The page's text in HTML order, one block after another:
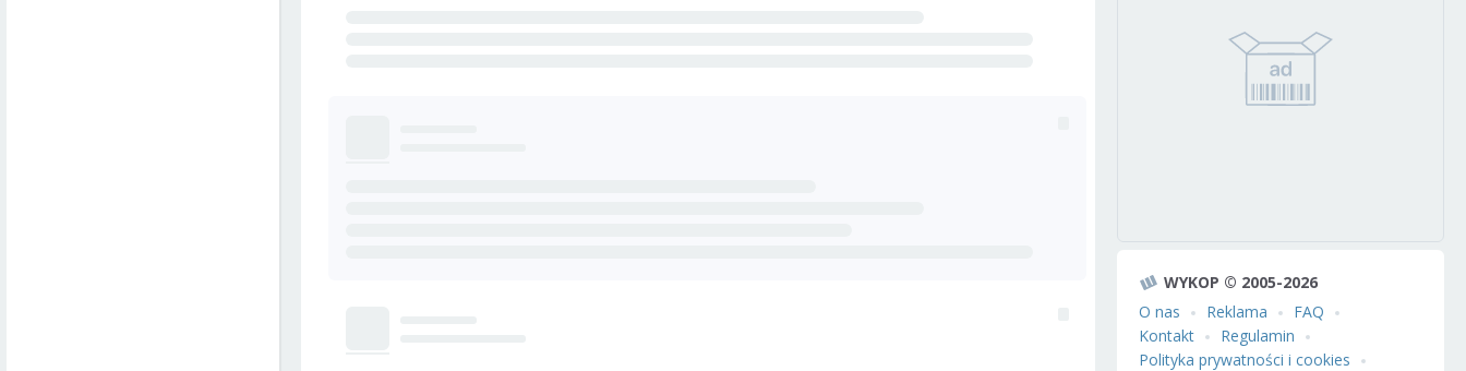
WYKOP © 2005-2026
O nas
Reklama
FAQ
Kontakt
Regulamin
Polityka prywatności i cookies